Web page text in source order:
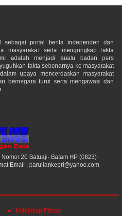
sebagai portal berita independen dan
masyarakat serta mengungkap fakta
adalah menjadi suatu badan pers
fakta sebenarnya ke masyarakat
upaya mencerdaskan masyarakat
bernegara turut serta mengawasi dan
20 Batuaji- Batam HP (0823)
Email : paruliankepri@yahoo.com
Kebijakan Privasi